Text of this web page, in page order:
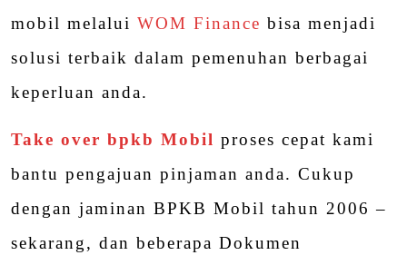
mobil melalui WOM Finance bisa menjadi
solusi terbaik dalam pemenuhan berbagai
keperluan anda.
Take over bpkb Mobil proses cepat kami
bantu pengajuan pinjaman anda. Cukup
dengan jaminan BPKB Mobil tahun 2006 –
sekarang, dan beberapa Dokumen